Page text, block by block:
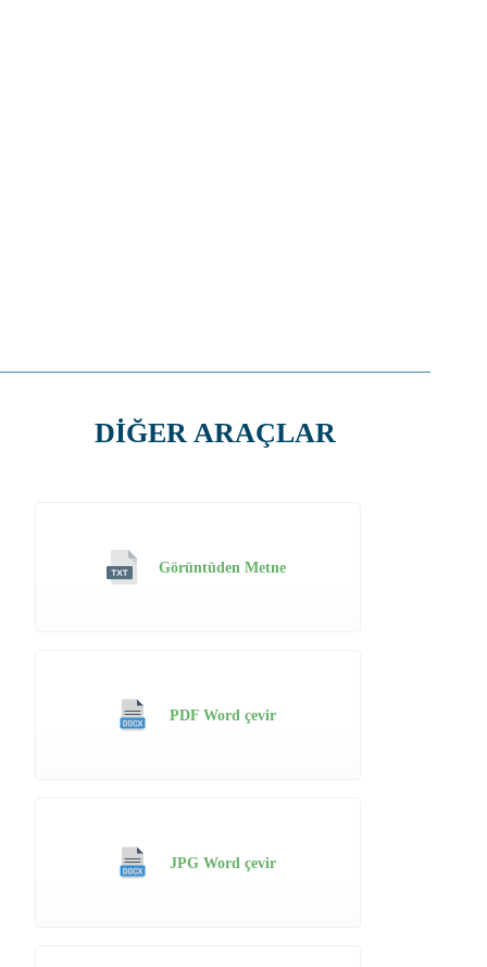
DİĞER ARAÇLAR
Görüntüden Metne
PDF Word çevir
JPG Word çevir